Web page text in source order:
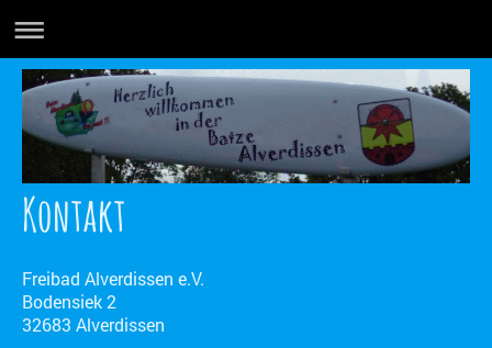
Kontakt
Freibad Alverdissen e.V.
Bodensiek 2
32683 Alverdissen